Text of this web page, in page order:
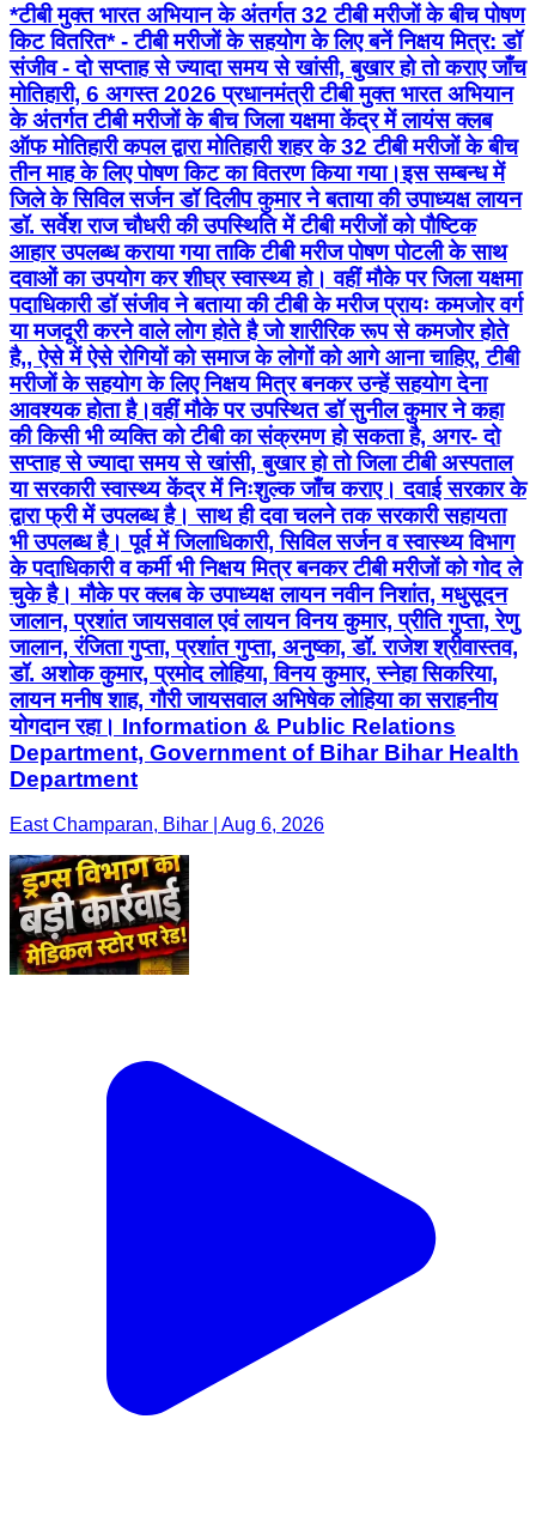
*टीबी मुक्त भारत अभियान के अंतर्गत 32 टीबी मरीजों के बीच पोषण
किट वितरित* - टीबी मरीजों के सहयोग के लिए बनें निक्षय मित्र: डॉ
संजीव - दो सप्ताह से ज्यादा समय से खांसी, बुखार हो तो कराए जाँच
मोतिहारी, 6 अगस्त 2026 प्रधानमंत्री टीबी मुक्त भारत अभियान
के अंतर्गत टीबी मरीजों के बीच जिला यक्षमा केंद्र में लायंस क्लब
ऑफ मोतिहारी कपल द्वारा मोतिहारी शहर के 32 टीबी मरीजों के बीच
तीन माह के लिए पोषण किट का वितरण किया गया।इस सम्बन्ध में
जिले के सिविल सर्जन डॉ दिलीप कुमार ने बताया की उपाध्यक्ष लायन
डॉ. सर्वेश राज चौधरी की उपस्थिति में टीबी मरीजों को पौष्टिक
आहार उपलब्ध कराया गया ताकि टीबी मरीज पोषण पोटली के साथ
दवाओं का उपयोग कर शीघ्र स्वास्थ्य हो। वहीं मौके पर जिला यक्षमा
पदाधिकारी डॉ संजीव ने बताया की टीबी के मरीज प्रायः कमजोर वर्ग
या मजदूरी करने वाले लोग होते है जो शारीरिक रूप से कमजोर होते
है,, ऐसे में ऐसे रोगियों को समाज के लोगों को आगे आना चाहिए, टीबी
मरीजों के सहयोग के लिए निक्षय मित्र बनकर उन्हें सहयोग देना
आवश्यक होता है।वहीं मौके पर उपस्थित डॉ सुनील कुमार ने कहा
की किसी भी व्यक्ति को टीबी का संक्रमण हो सकता है, अगर- दो
सप्ताह से ज्यादा समय से खांसी, बुखार हो तो जिला टीबी अस्पताल
या सरकारी स्वास्थ्य केंद्र में निःशुल्क जाँच कराए। दवाई सरकार के
द्वारा फ्री में उपलब्ध है। साथ ही दवा चलने तक सरकारी सहायता
भी उपलब्ध है। पूर्व में जिलाधिकारी, सिविल सर्जन व स्वास्थ्य विभाग
के पदाधिकारी व कर्मी भी निक्षय मित्र बनकर टीबी मरीजों को गोद ले
चुके है। मौके पर क्लब के उपाध्यक्ष लायन नवीन निशांत, मधुसूदन
जालान, प्रशांत जायसवाल एवं लायन विनय कुमार, प्रीति गुप्ता, रेणु
जालान, रंजिता गुप्ता, प्रशांत गुप्ता, अनुष्का, डॉ. राजेश श्रीवास्तव,
डॉ. अशोक कुमार, प्रमोद लोहिया, विनय कुमार, स्नेहा सिकरिया,
लायन मनीष शाह, गौरी जायसवाल अभिषेक लोहिया का सराहनीय
योगदान रहा। Information & Public Relations
Department, Government of Bihar Bihar Health
Department
East Champaran, Bihar | Aug 6, 2026